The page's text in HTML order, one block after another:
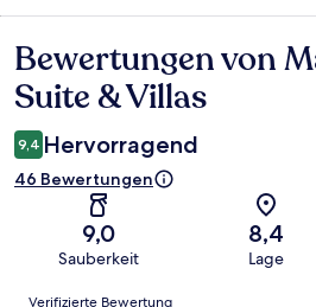
Bewertungen
Bewertungen von
Suite & Villas
9,4 Hervorragend
46 Bewertungen
9,0
Sauberkeit
8,4
Lage
Bewertungen
Verifizierte Bewertung